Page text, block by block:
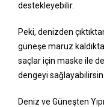
destekleyebilir.
Peki, denizden
güneşe maruz
saçlar için maske ile
dengeyi sağlayabilirsin.
Deniz ve Güneşten